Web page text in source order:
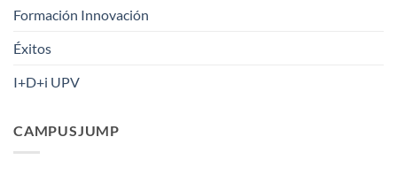
Formación Innovación
Éxitos
I+D+i UPV
CAMPUSJUMP